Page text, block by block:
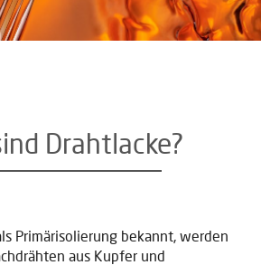
Drahtlacke?
Primärisolierung bekannt, werden
aus Kupfer und